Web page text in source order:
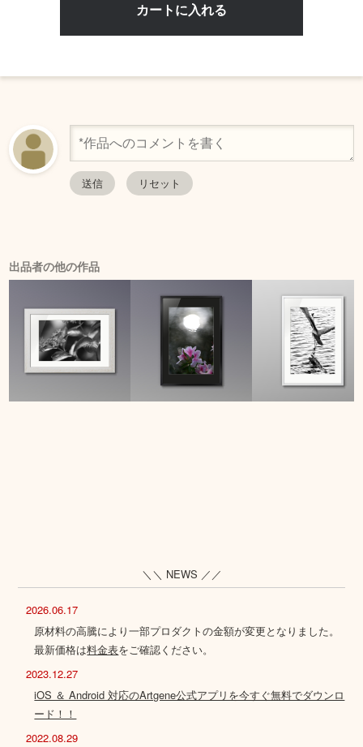
出品者の他の作品
＼＼ NEWS ／／
2026.06.17
原材料の高騰により一部プロダクトの金額が変更となりました。
最新価格は料金表をご確認ください。
2023.12.27
iOS ＆ Android 対応のArtgene公式アプリを今すぐ無料でダウンロ
ード！！
2022.08.29